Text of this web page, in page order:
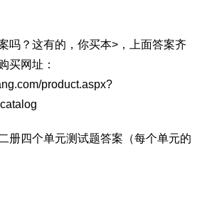
吗？这有的，你买本>，上面答案齐
买网址：
product.aspx?
册四个单元测试题答案（每个单元的